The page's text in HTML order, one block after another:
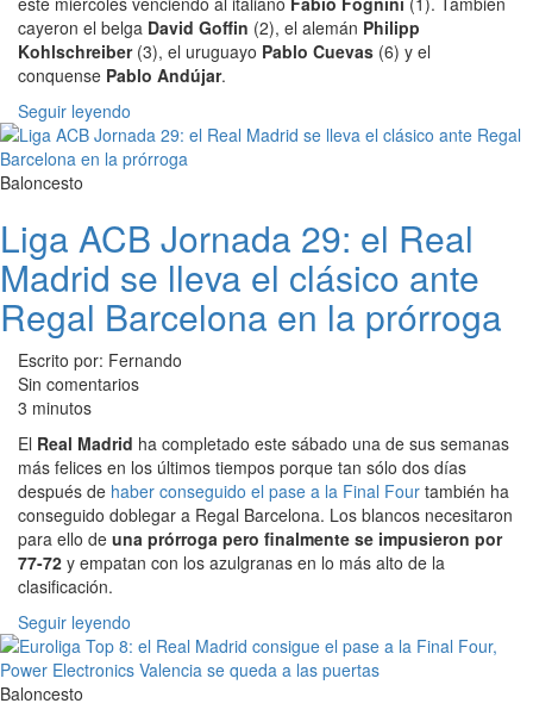
cayeron el belga David Goffin (2), el alemán Philipp
Kohlschreiber (3), el uruguayo Pablo Cuevas (6) y el
conquense Pablo Andújar.
Seguir leyendo
Baloncesto
Liga ACB Jornada 29: el Real
Madrid se lleva el clásico ante
Regal Barcelona en la prórroga
Escrito por: Fernando
Sin comentarios
3 minutos
El Real Madrid ha completado este sábado una de sus semanas
más felices en los últimos tiempos porque tan sólo dos días
después de haber conseguido el pase a la Final Four también ha
conseguido doblegar a Regal Barcelona. Los blancos necesitaron
para ello de una prórroga pero finalmente se impusieron por
77-72 y empatan con los azulgranas en lo más alto de la
clasificación.
Seguir leyendo
Baloncesto